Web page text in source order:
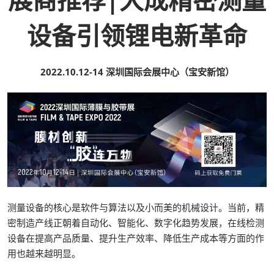
设备引领锂电新革命
2022.10.12-14 深圳国际会展中心（宝安新馆）
测量设备的核心是软件与算法以及小而美的机械设计。当前，精
密制造产线正朝着自动化、智能化、数字化趋势发展，在线检测
设备在提高产品质量、提升生产效率、降低生产成本等方面的作
用也越来越明显。